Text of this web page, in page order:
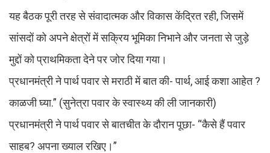
यह बैठक पूरी तरह से संवादात्मक और विकास केंद्रित रही, जिसमें
सांसदों को अपने क्षेत्रों में सक्रिय भूमिका निभाने और जनता से जुड़े
मुद्दों को प्राथमिकता देने पर जोर दिया गया।
प्रधानमंत्री ने पार्थ पवार से मराठी में बात की- पार्थ, आई कशा आहेत ?
काळजी घ्या.” (सुनेत्रा पवार के स्वास्थ्य की ली जानकारी)
प्रधानमंत्री ने पार्थ पवार से बातचीत के दौरान पूछा- “कैसे हैं पवार
साहब? अपना ख्याल रखिए।”